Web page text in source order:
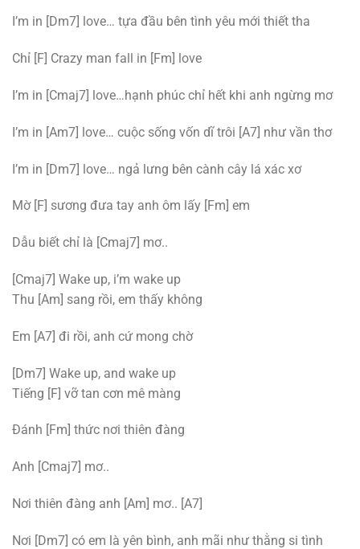
I’m in [Dm7] love… tựa đầu bên tình yêu mới thiết tha
Chỉ [F] Crazy man fall in [Fm] love
I’m in [Cmaj7] love…hạnh phúc chỉ hết khi anh ngừng mơ
I’m in [Am7] love… cuộc sống vốn dĩ trôi [A7] như vần thơ
I’m in [Dm7] love… ngả lưng bên cành cây lá xác xơ
Mờ [F] sương đưa tay anh ôm lấy [Fm] em
Dẫu biết chỉ là [Cmaj7] mơ..
[Cmaj7] Wake up, i’m wake up
Thu [Am] sang rồi, em thấy không
Em [A7] đi rồi, anh cứ mong chờ
[Dm7] Wake up, and wake up
Tiếng [F] vỡ tan cơn mê màng
Đánh [Fm] thức nơi thiên đàng
Anh [Cmaj7] mơ..
Nơi thiên đàng anh [Am] mơ.. [A7]
Nơi [Dm7] có em là yên bình, anh mãi như thằng si tình